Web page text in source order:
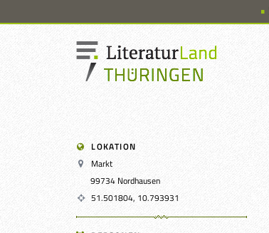
LOKATION
Markt
99734 Nordhausen
51.501804, 10.793931